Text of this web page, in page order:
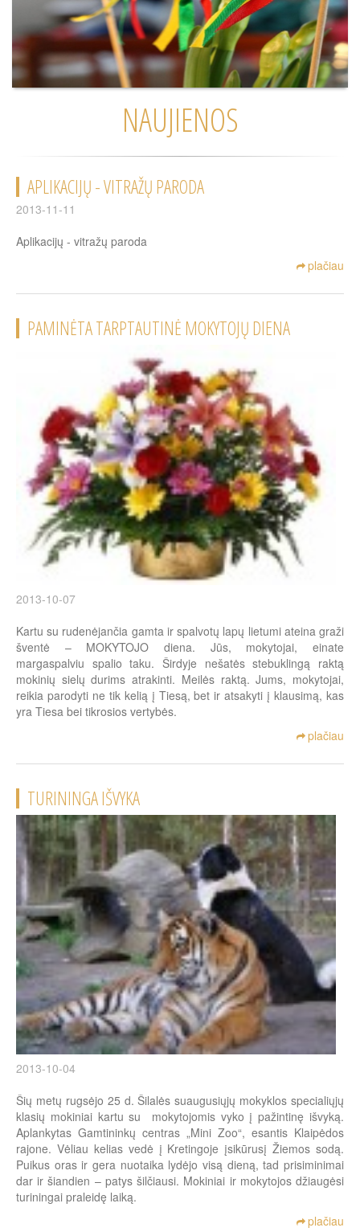
NAUJIENOS
APLIKACIJŲ - VITRAŽŲ PARODA
2013-11-11
Aplikacijų - vitražų paroda
plačiau
PAMINĖTA TARPTAUTINĖ MOKYTOJŲ DIENA
2013-10-07
Kartu su rudenėjančia gamta ir spalvotų lapų lietumi ateina graži
šventė – MOKYTOJO diena. Jūs, mokytojai, einate
margaspalviu spalio taku. Širdyje nešatės stebuklingą raktą
mokinių sielų durims atrakinti. Meilės raktą. Jums, mokytojai,
reikia parodyti ne tik kelią į Tiesą, bet ir atsakyti į klausimą, kas
yra Tiesa bei tikrosios vertybės.
plačiau
TURININGA IŠVYKA
2013-10-04
Šių metų rugsėjo 25 d. Šilalės suaugusiųjų mokyklos specialiųjų
klasių mokiniai kartu su mokytojomis vyko į pažintinę išvyką.
Aplankytas Gamtininkų centras „Mini Zoo“, esantis Klaipėdos
rajone. Vėliau kelias vedė į Kretingoje įsikūrusį Žiemos sodą.
Puikus oras ir gera nuotaika lydėjo visą dieną, tad prisiminimai
dar ir šiandien – patys šilčiausi. Mokiniai ir mokytojos džiaugėsi
turiningai praleidę laiką.
plačiau